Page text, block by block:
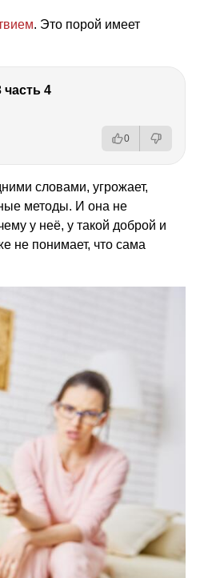
. Это порой имеет
4
0
словами, угрожает,
методы. И она не
у неё, у такой доброй и
не понимает, что сама